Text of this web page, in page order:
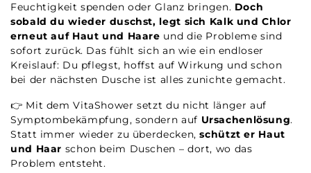
Feuchtigkeit spenden oder Glanz bringen. Doch
sobald du wieder duschst, legt sich Kalk und Chlor
erneut auf Haut und Haare und die Probleme sind
sofort zurück. Das fühlt sich an wie ein endloser
Kreislauf: Du pflegst, hoffst auf Wirkung und schon
bei der nächsten Dusche ist alles zunichte gemacht.
👉 Mit dem VitaShower setzt du nicht länger auf
Symptombekämpfung, sondern auf Ursachenlösung.
Statt immer wieder zu überdecken,schützt er Haut
und Haar schon beim Duschen – dort, wo das
Problem entsteht.